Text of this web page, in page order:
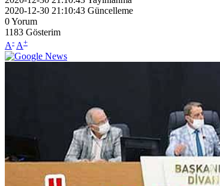
2020-12-30 21:10:43 Güncelleme
0Yorum
1183 Gösterim
A- A+